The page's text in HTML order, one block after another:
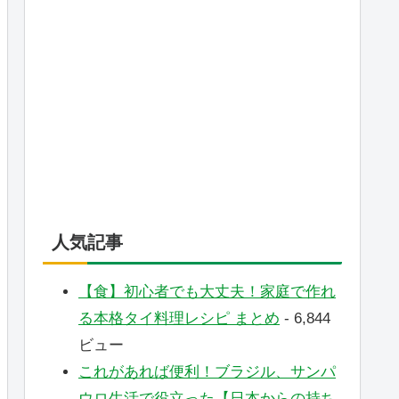
人気記事
【食】初心者でも大丈夫！家庭で作れ
る本格タイ料理レシピ まとめ - 6,844
ビュー
これがあれば便利！ブラジル、サンパ